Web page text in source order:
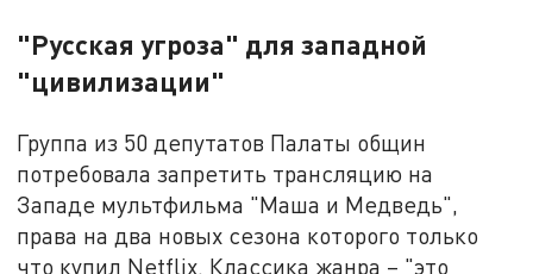
"Русская угроза" для западной
"цивилизации"
Группа из 50 депутатов Палаты общин
потребовала запретить трансляцию на
Западе мультфильма "Маша и Медведь",
права на два новых сезона которого только
что купил Netflix. Классика жанра – "это